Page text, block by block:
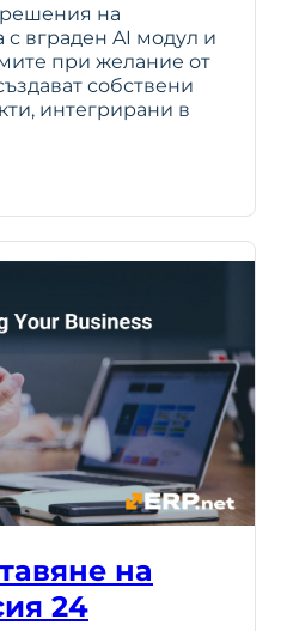
на
с вграден AI модул и
при желание от
собствени
интегрирани в
на
24